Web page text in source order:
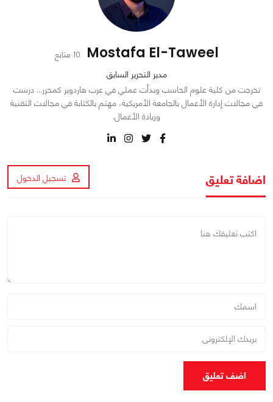
Mostafa El-Taweel 10 متابع
مدير التحرير السابق
تخرجت من كلية علوم الحاسب وبدأت عملي في عرب هاردوير كمحرر… درست
في مجالات إدارة الأعمال بالجامعة الأمريكية، مهتم بالكتابة في مجالات التقنية
وريادة الأعمال.
اضافة تعليق تسجيل الدخول
اضف تعليق